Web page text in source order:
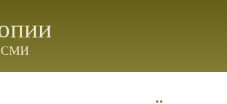
СМИ